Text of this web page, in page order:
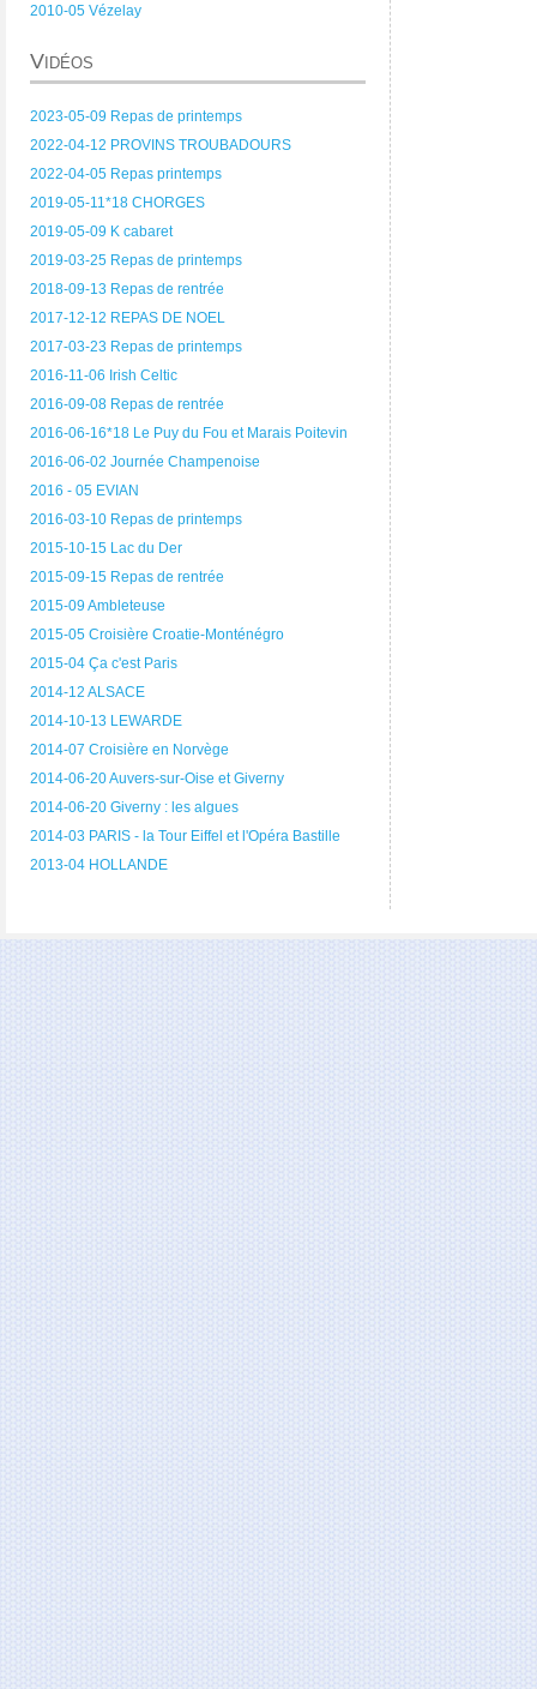
2010-05 Vézelay
Vidéos
2023-05-09 Repas de printemps
2022-04-12 PROVINS TROUBADOURS
2022-04-05 Repas printemps
2019-05-11*18 CHORGES
2019-05-09 K cabaret
2019-03-25 Repas de printemps
2018-09-13 Repas de rentrée
2017-12-12 REPAS DE NOEL
2017-03-23 Repas de printemps
2016-11-06 Irish Celtic
2016-09-08 Repas de rentrée
2016-06-16*18 Le Puy du Fou et Marais Poitevin
2016-06-02 Journée Champenoise
2016 - 05 EVIAN
2016-03-10 Repas de printemps
2015-10-15 Lac du Der
2015-09-15 Repas de rentrée
2015-09 Ambleteuse
2015-05 Croisière Croatie-Monténégro
2015-04 Ça c'est Paris
2014-12 ALSACE
2014-10-13 LEWARDE
2014-07 Croisière en Norvège
2014-06-20 Auvers-sur-Oise et Giverny
2014-06-20 Giverny : les algues
2014-03 PARIS - la Tour Eiffel et l'Opéra Bastille
2013-04 HOLLANDE